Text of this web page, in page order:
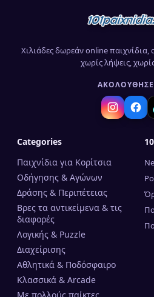
Χιλιάδες δωρεάν online
χωρίς λήψεις,
Categories
Παιχνίδια για Κορίτσια
Οδήγησης & Αγώνων
Δράσης & Περιπέτειας
Βρες τα αντικείμενα & τις
διαφορές
Λογικής & Puzzle
Διαχείρισης
Αθλητικά & Ποδόσφαιρο
Κλασσικά & Arcade